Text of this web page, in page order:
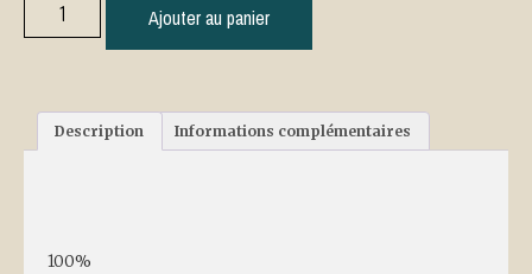
Ajouter au panier
Description Informations complémentaires
100%